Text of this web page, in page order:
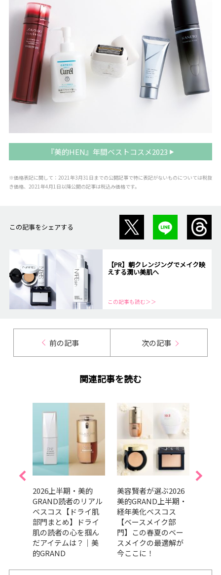
『美的HEN』年間ベストコスメ2023
※価格表記に関して：2021年3月31日までの公開記事で特に表記がないものについては税抜
き価格、2021年4月1日以降公開の記事は税込み価格です。
この記事をシェアする
【PR】朝クレンジングでメイク映
えする潤い美肌へ
この記事も読む＞＞
前の記事 次の記事
関連記事を読む
2026上半期・美的
GRAND読者のリアル
ベスコス【ドライ肌
部門まとめ】ドライ
肌の読者の心を掴ん
だアイテムは？｜美
的GRAND
美容賢者が選ぶ2026
美的GRAND上半期・
経年美化ベスコス
【ベースメイク部
門】この春夏のベー
スメイクの最適解が
今ここに！